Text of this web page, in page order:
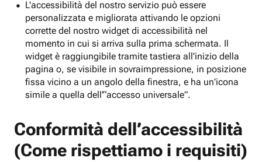
L'accessibilità del nostro servizio può essere
personalizzata e migliorata attivando le opzioni
corrette del nostro widget di accessibilità nel
momento in cui si arriva sulla prima schermata. Il
widget è raggiungibile tramite tastiera all'inizio della
pagina o, se visibile in sovraimpressione, in posizione
fissa vicino a un angolo della finestra, e ha un'icona
simile a quella dell'“accesso universale”.
Conformità dell’accessibilità
(Come rispettiamo i requisiti)